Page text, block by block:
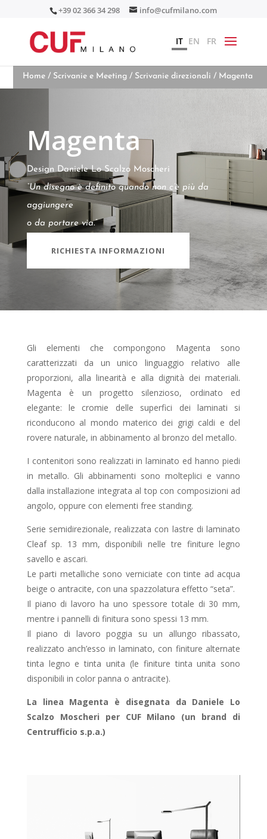
+39 02 366 34 298 info@cufmilano.com
IT EN FR
Home / Scrivanie e Meeting / Scrivanie direzionali / Magenta
Magenta
Design Daniele Lo Scalzo Moscheri
“Un disegno è definito quando non c’è più da
aggiungere
o da portare via.”
RICHIESTA INFORMAZIONI
Gli elementi che compongono Magenta sono
caratterizzati da un unico linguaggio relativo alle
proporzioni, alla linearità e alla dignità dei materiali.
Magenta è un progetto silenzioso, ordinato ed
elegante: le cromie delle superfici dei laminati si
riconducono al mondo materico dei grigi caldi e del
rovere naturale, in abbinamento al bronzo del metallo.
I contenitori sono realizzati in laminato ed hanno piedi
in metallo. Gli abbinamenti sono molteplici e vanno
dalla installazione integrata al top con composizioni ad
angolo, oppure con elementi free standing.
Serie semidirezionale, realizzata con lastre di laminato
Cleaf sp. 13 mm, disponibili nelle tre finiture legno
savello e ascari.
Le parti metalliche sono verniciate con tinte ad acqua
beige o antracite, con una spazzolatura effetto “seta”.
Il piano di lavoro ha uno spessore totale di 30 mm,
mentre i pannelli di finitura sono spessi 13 mm.
Il piano di lavoro poggia su un allungo ribassato,
realizzato anch’esso in laminato, con finiture alternate
tinta legno e tinta unita (le finiture tinta unita sono
disponibili in color panna o antracite).
La linea Magenta è disegnata da Daniele Lo
Scalzo Moscheri per CUF Milano (un brand di
Centrufficio s.p.a.)